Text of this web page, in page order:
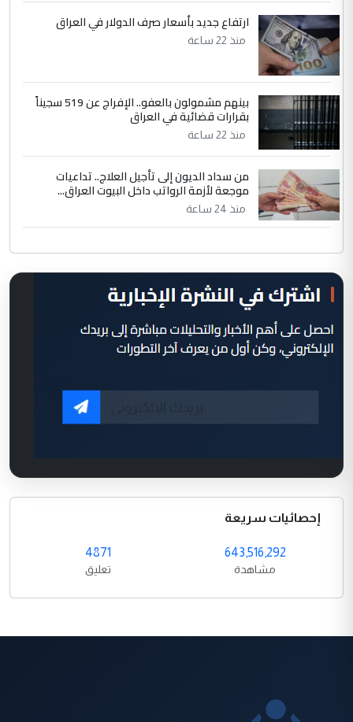
ارتفاع جديد بأسعار صرف الدولار في العراق
منذ 22 ساعة
بينهم مشمولون بالعفو.. الإفراج عن 519 سجيناً
بقرارات قضائية في العراق
منذ 22 ساعة
من سداد الديون إلى تأجيل العلاج.. تداعيات
موجعة لأزمة الرواتب داخل البيوت العراق...
منذ 24 ساعة
إحصائيات سريعة
643,516,292
مشاهدة
4871
تعليق